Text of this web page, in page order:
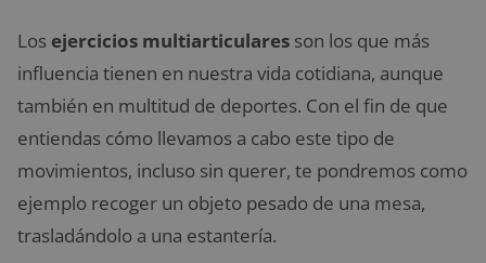
Los ejercicios multiarticulares son los que más
influencia tienen en nuestra vida cotidiana, aunque
también en multitud de deportes. Con el fin de que
entiendas cómo llevamos a cabo este tipo de
movimientos, incluso sin querer, te pondremos como
ejemplo recoger un objeto pesado de una mesa,
trasladándolo a una estantería.